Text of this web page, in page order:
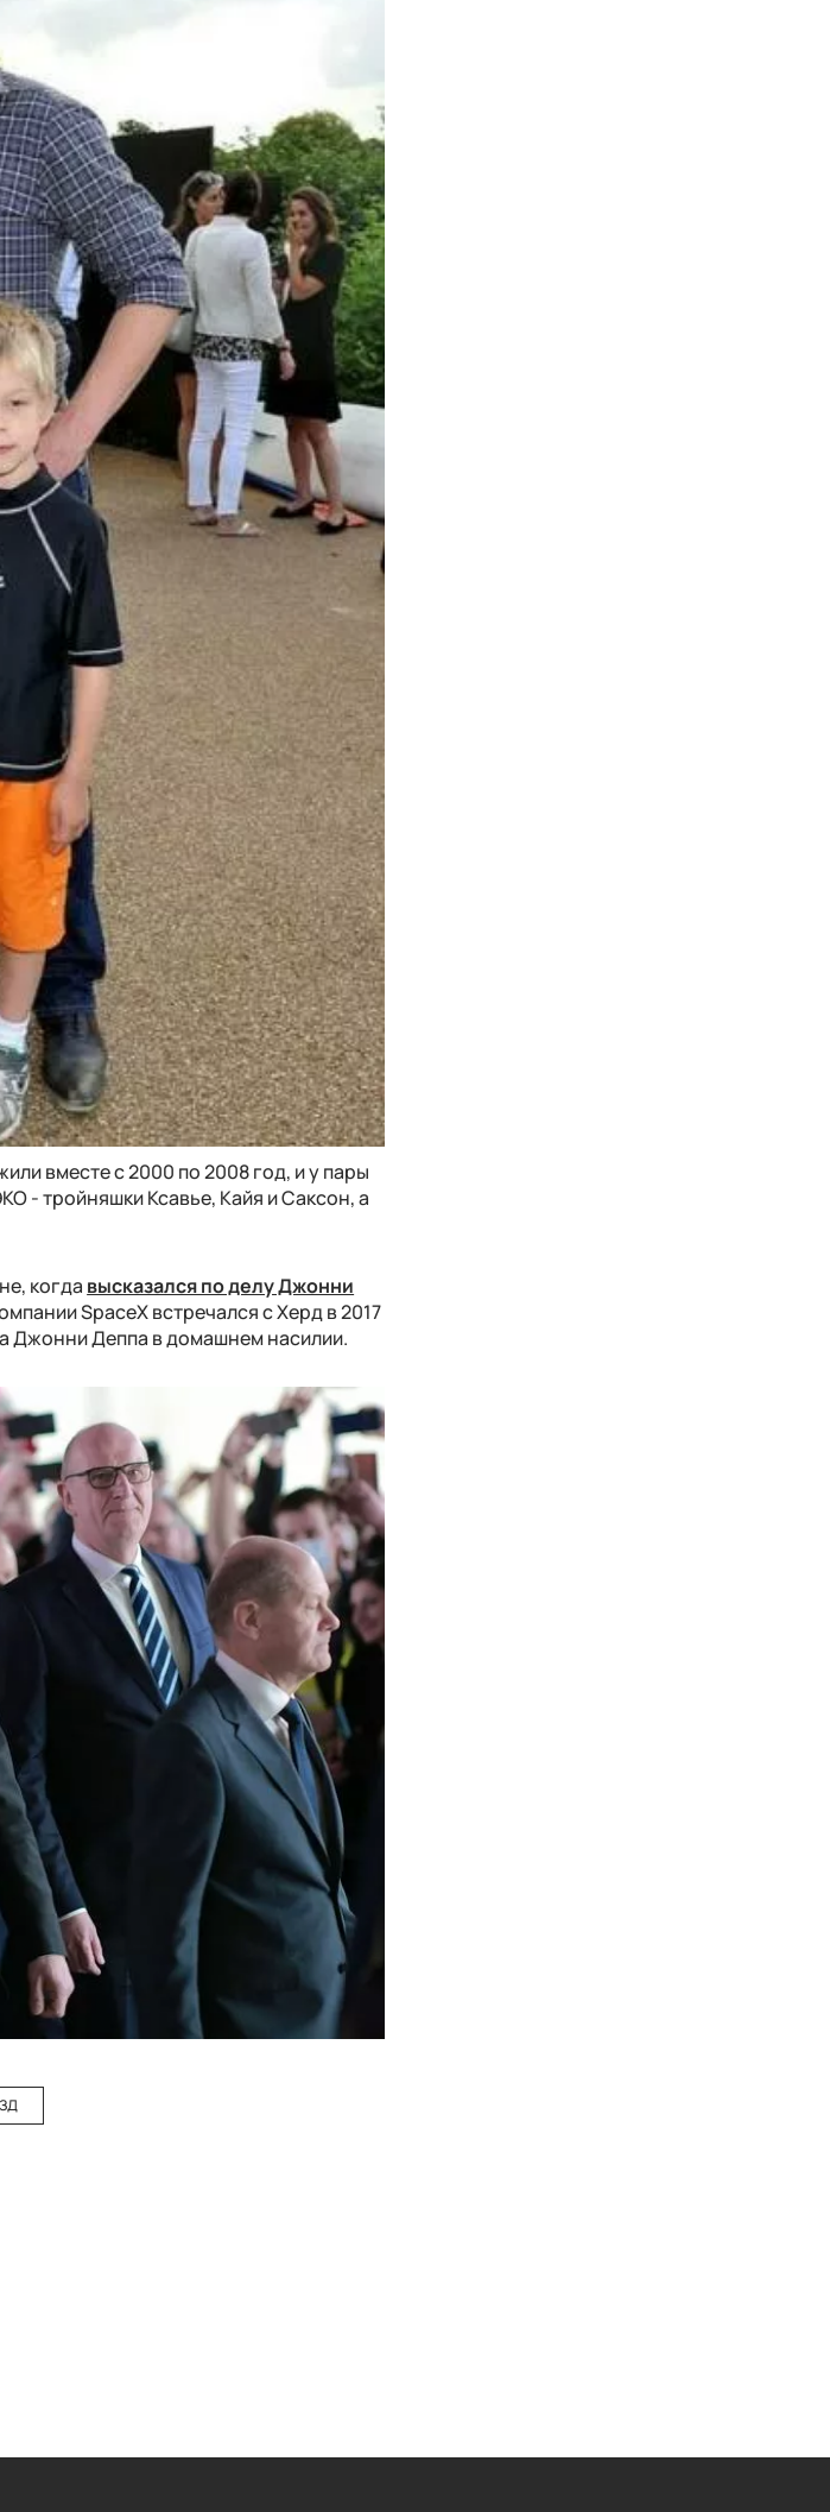
вместе с 2000 по 2008 год, и у пары
- тройняшки Ксавье, Кайя и Саксон, а
когда высказался по делу Джонни
SpaceX встречался с Херд в 2017
Джонни Деппа в домашнем насилии.